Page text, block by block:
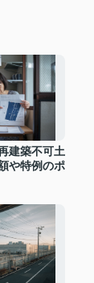
建築不可土
や特例のポ